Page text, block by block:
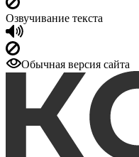
Озвучивание текста
Обычная версия сайта